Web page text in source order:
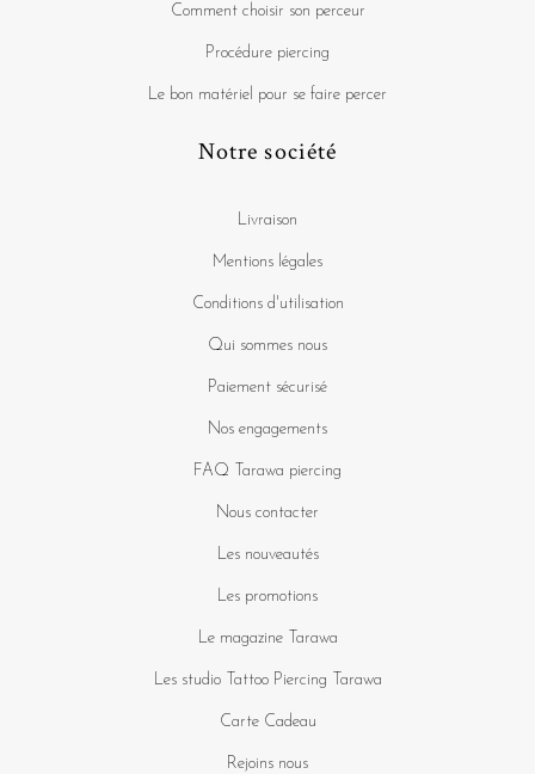
Comment choisir son perceur
Procédure piercing
Le bon matériel pour se faire percer
Notre société
Livraison
Mentions légales
Conditions d'utilisation
Qui sommes nous
Paiement sécurisé
Nos engagements
FAQ Tarawa piercing
Nous contacter
Les nouveautés
Les promotions
Le magazine Tarawa
Les studio Tattoo Piercing Tarawa
Carte Cadeau
Rejoins nous